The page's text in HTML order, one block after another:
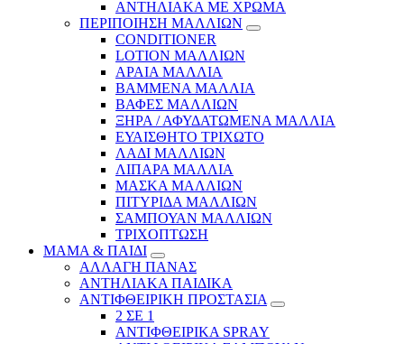
ΑΝΤΗΛΙΑΚΑ ΜΕ ΧΡΩΜΑ
ΠΕΡΙΠΟΙΗΣΗ ΜΑΛΛΙΩΝ
CONDITIONER
LOTION ΜΑΛΛΙΩΝ
ΑΡΑΙΑ ΜΑΛΛΙΑ
ΒΑΜΜΕΝΑ ΜΑΛΛΙΑ
ΒΑΦΕΣ ΜΑΛΛΙΩΝ
ΞΗΡΑ / ΑΦΥΔΑΤΩΜΕΝΑ ΜΑΛΛΙΑ
ΕΥΑΙΣΘΗΤΟ ΤΡΙΧΩΤΟ
ΛΑΔΙ ΜΑΛΛΙΩΝ
ΛΙΠΑΡΑ ΜΑΛΛΙΑ
ΜΑΣΚΑ ΜΑΛΛΙΩΝ
ΠΙΤΥΡΙΔΑ ΜΑΛΛΙΩΝ
ΣΑΜΠΟΥΑΝ ΜΑΛΛΙΩΝ
ΤΡΙΧΟΠΤΩΣΗ
ΜΑΜΑ & ΠΑΙΔΙ
ΑΛΛΑΓΗ ΠΑΝΑΣ
ΑΝΤΗΛΙΑΚΑ ΠΑΙΔΙΚΑ
ΑΝΤΙΦΘΕΙΡΙΚΗ ΠΡΟΣΤΑΣΙΑ
2 ΣΕ 1
ΑΝΤΙΦΘΕΙΡΙΚΑ SPRAY